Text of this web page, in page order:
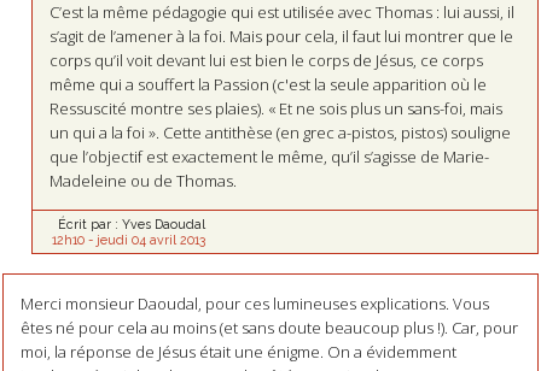
C’est la même pédagogie qui est utilisée avec Thomas : lui aussi, il
s’agit de l’amener à la foi. Mais pour cela, il faut lui montrer que le
corps qu’il voit devant lui est bien le corps de Jésus, ce corps
même qui a souffert la Passion (c'est la seule apparition où le
Ressuscité montre ses plaies). « Et ne sois plus un sans-foi, mais
un qui a la foi ». Cette antithèse (en grec a-pistos, pistos) souligne
que l’objectif est exactement le même, qu’il s’agisse de Marie-
Madeleine ou de Thomas.
Écrit par : Yves Daoudal
12h10- jeudi 04 avril 2013
Merci monsieur Daoudal, pour ces lumineuses explications. Vous
êtes né pour cela au moins (et sans doute beaucoup plus !). Car, pour
moi, la réponse de Jésus était une énigme. On a évidemment